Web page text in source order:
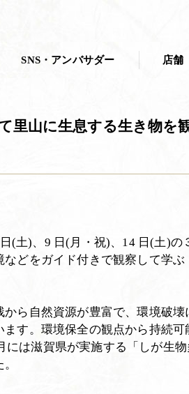
SNS・アンバサダー 店舗
茶寮
宝
里山に生息する生き物を
(土)、9 日(月・祝)、14 日(土)の
どをガイド付きで観察して学ぶ
ら自然資源が豊富で、環境破壊
す。環境保全の観点から持続可
には滋賀県が実施する「しが生物